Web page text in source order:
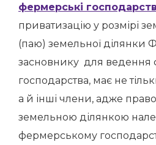
фермерські
приватизацію у розмірі
(паю) земельної ділянки
засновнику для ведення
господарства, має не
а й інші члени, адже
земельною ділянкою
фермерському